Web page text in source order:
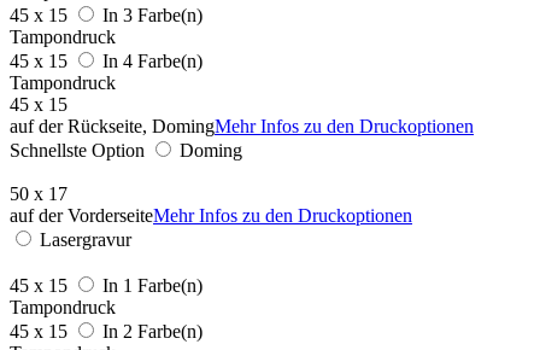
45 x 15
In 3 Farbe(n)
Tampondruck
45 x 15
In 4 Farbe(n)
Tampondruck
45 x 15
auf der Rückseite, DomingMehr Infos zu den Druckoptionen
Schnellste Option
Doming
50 x 17
auf der VorderseiteMehr Infos zu den Druckoptionen
Lasergravur
45 x 15
In 1 Farbe(n)
Tampondruck
45 x 15
In 2 Farbe(n)